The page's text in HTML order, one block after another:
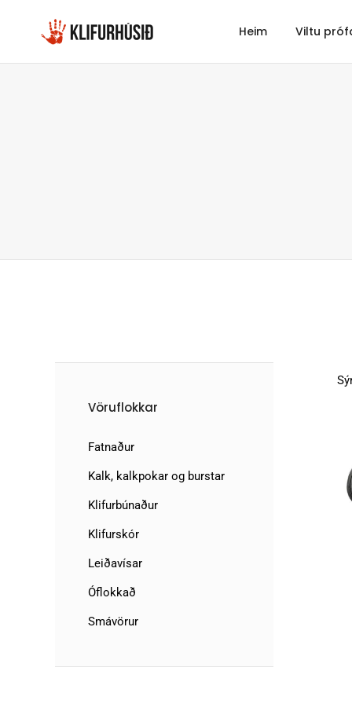
Heim Viltu
Vöruflokkar
Fatnaður
Kalk, kalkpokar og burstar
Klifurbúnaður
Klifurskór
Leiðavísar
Óflokkað
Smávörur